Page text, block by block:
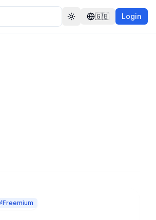
Toggle theme
🇬🇧 Login
Freemium